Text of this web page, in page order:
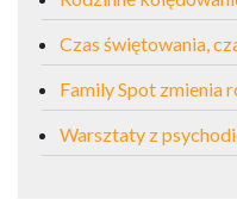
Czas świętowania,
Family Spot zmienia
Warsztaty z